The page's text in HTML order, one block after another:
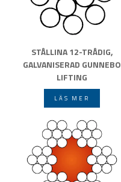
STÅLLINA 12-TRÅDIG,
GALVANISERAD GUNNEBO
LIFTING
LÄS MER